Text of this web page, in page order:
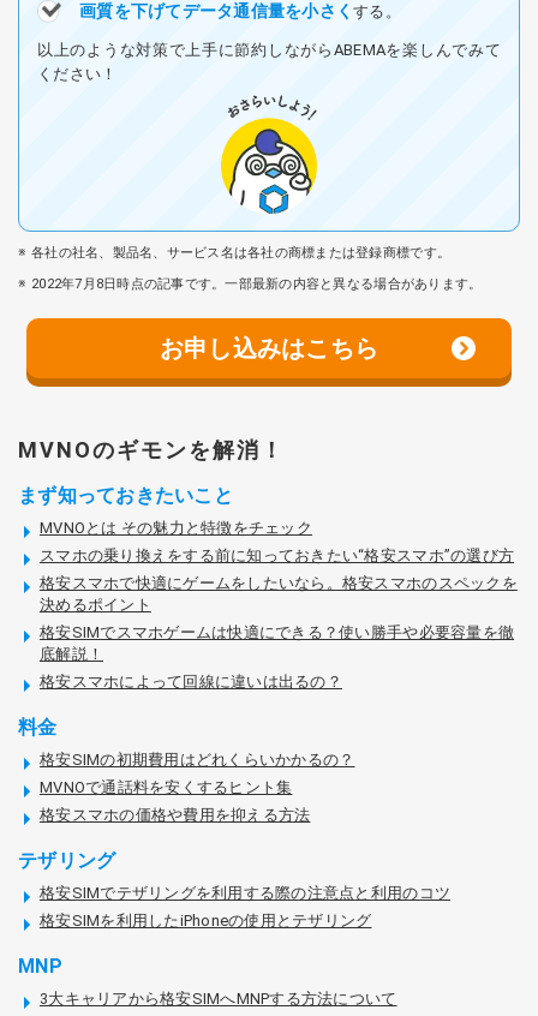
画質を下げてデータ通信量を小さくする。
以上のような対策で上手に節約しながらABEMAを楽しんでみて
ください！
各社の社名、製品名、サービス名は各社の商標または登録商標です。
2022年7月8日時点の記事です。一部最新の内容と異なる場合があります。
お申し込みはこちら
MVNOのギモンを解消！
まず知っておきたいこと
MVNOとは その魅力と特徴をチェック
スマホの乗り換えをする前に知っておきたい“格安スマホ”の選び方
格安スマホで快適にゲームをしたいなら。格安スマホのスペックを
決めるポイント
格安SIMでスマホゲームは快適にできる？使い勝手や必要容量を徹
底解説！
格安スマホによって回線に違いは出るの？
料金
格安SIMの初期費用はどれくらいかかるの？
MVNOで通話料を安くするヒント集
格安スマホの価格や費用を抑える方法
テザリング
格安SIMでテザリングを利用する際の注意点と利用のコツ
格安SIMを利用したiPhoneの使用とテザリング
MNP
3大キャリアから格安SIMへMNPする方法について